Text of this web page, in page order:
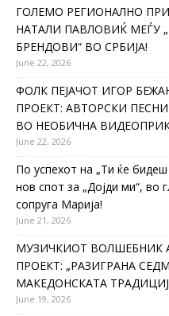
ГОЛЕМО РЕГИОНАЛНО
НАТАЛИ ПАВЛОВИЌ МЕЃУ
БРЕНДОВИ“ ВО СРБИЈА!
June 22, 2026
ФОЛК ПЕЈАЧОТ ИГОР
ПРОЕКТ: АВТОРСКИ
ВО НЕОБИЧНА
June 22, 2026
По успехот на „Ти ќе
нов спот за „Дојди ми“, во
сопруга Марија!
June 21, 2026
МУЗИЧКИОТ ВОЛШЕБНИК
ПРОЕКТ: „РАЗИГРАНА
МАКЕДОНСКАТА
June 19, 2026